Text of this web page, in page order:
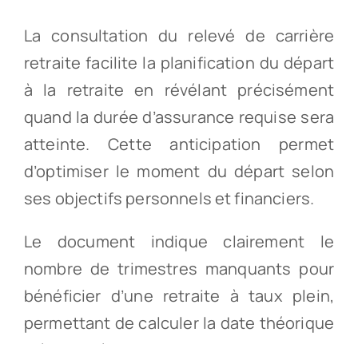
La consultation du relevé de carrière
retraite facilite la planification du départ
à la retraite en révélant précisément
quand la durée d’assurance requise sera
atteinte. Cette anticipation permet
d’optimiser le moment du départ selon
ses objectifs personnels et financiers.
Le document indique clairement le
nombre de trimestres manquants pour
bénéficier d’une retraite à taux plein,
permettant de calculer la date théorique